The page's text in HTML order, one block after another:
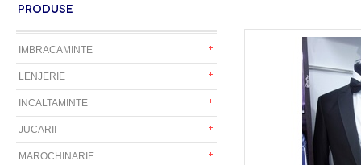
PRODUSE
IMBRACAMINTE
LENJERIE
INCALTAMINTE
JUCARII
MAROCHINARIE